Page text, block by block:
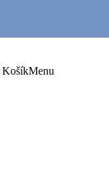
KošíkMenu